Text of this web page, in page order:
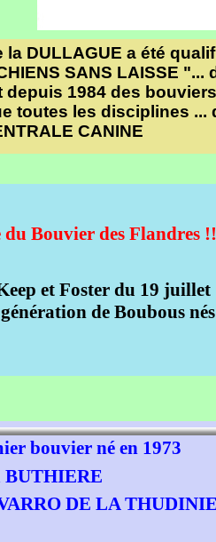
la DULLAGUE a été
SANS LAISSE "...
depuis 1984 des
toutes les disciplines ...
CANINE
bouvier né en 1973
BUTHIERE
DE LA
du Bouvier des Flandres
et Foster du 19 juillet
de Boubous